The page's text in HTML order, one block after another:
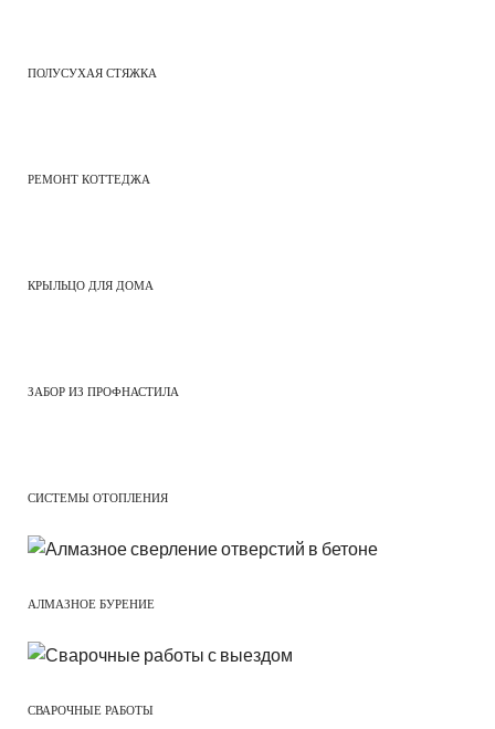
ПОЛУСУХАЯ СТЯЖКА
РЕМОНТ КОТТЕДЖА
КРЫЛЬЦО ДЛЯ ДОМА
ЗАБОР ИЗ ПРОФНАСТИЛА
СИСТЕМЫ ОТОПЛЕНИЯ
АЛМАЗНОЕ БУРЕНИЕ
СВАРОЧНЫЕ РАБОТЫ